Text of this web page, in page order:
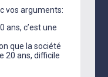
vos arguments:
ans, c’est une
que la société
20 ans, difficile